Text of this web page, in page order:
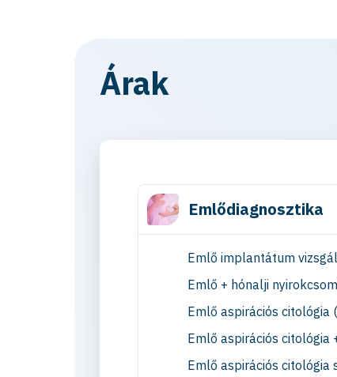
Árak
Emlődiagnosztika
Emlő implantátum
Emlő + hónalji
Emlő aspirációs
Emlő aspirációs citológia
Emlő aspirációs citológia